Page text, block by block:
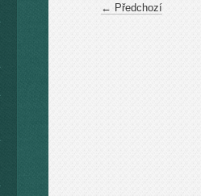
← Předchozí